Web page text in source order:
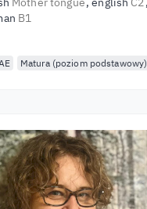
B1
Matura (poziom podstawowy)